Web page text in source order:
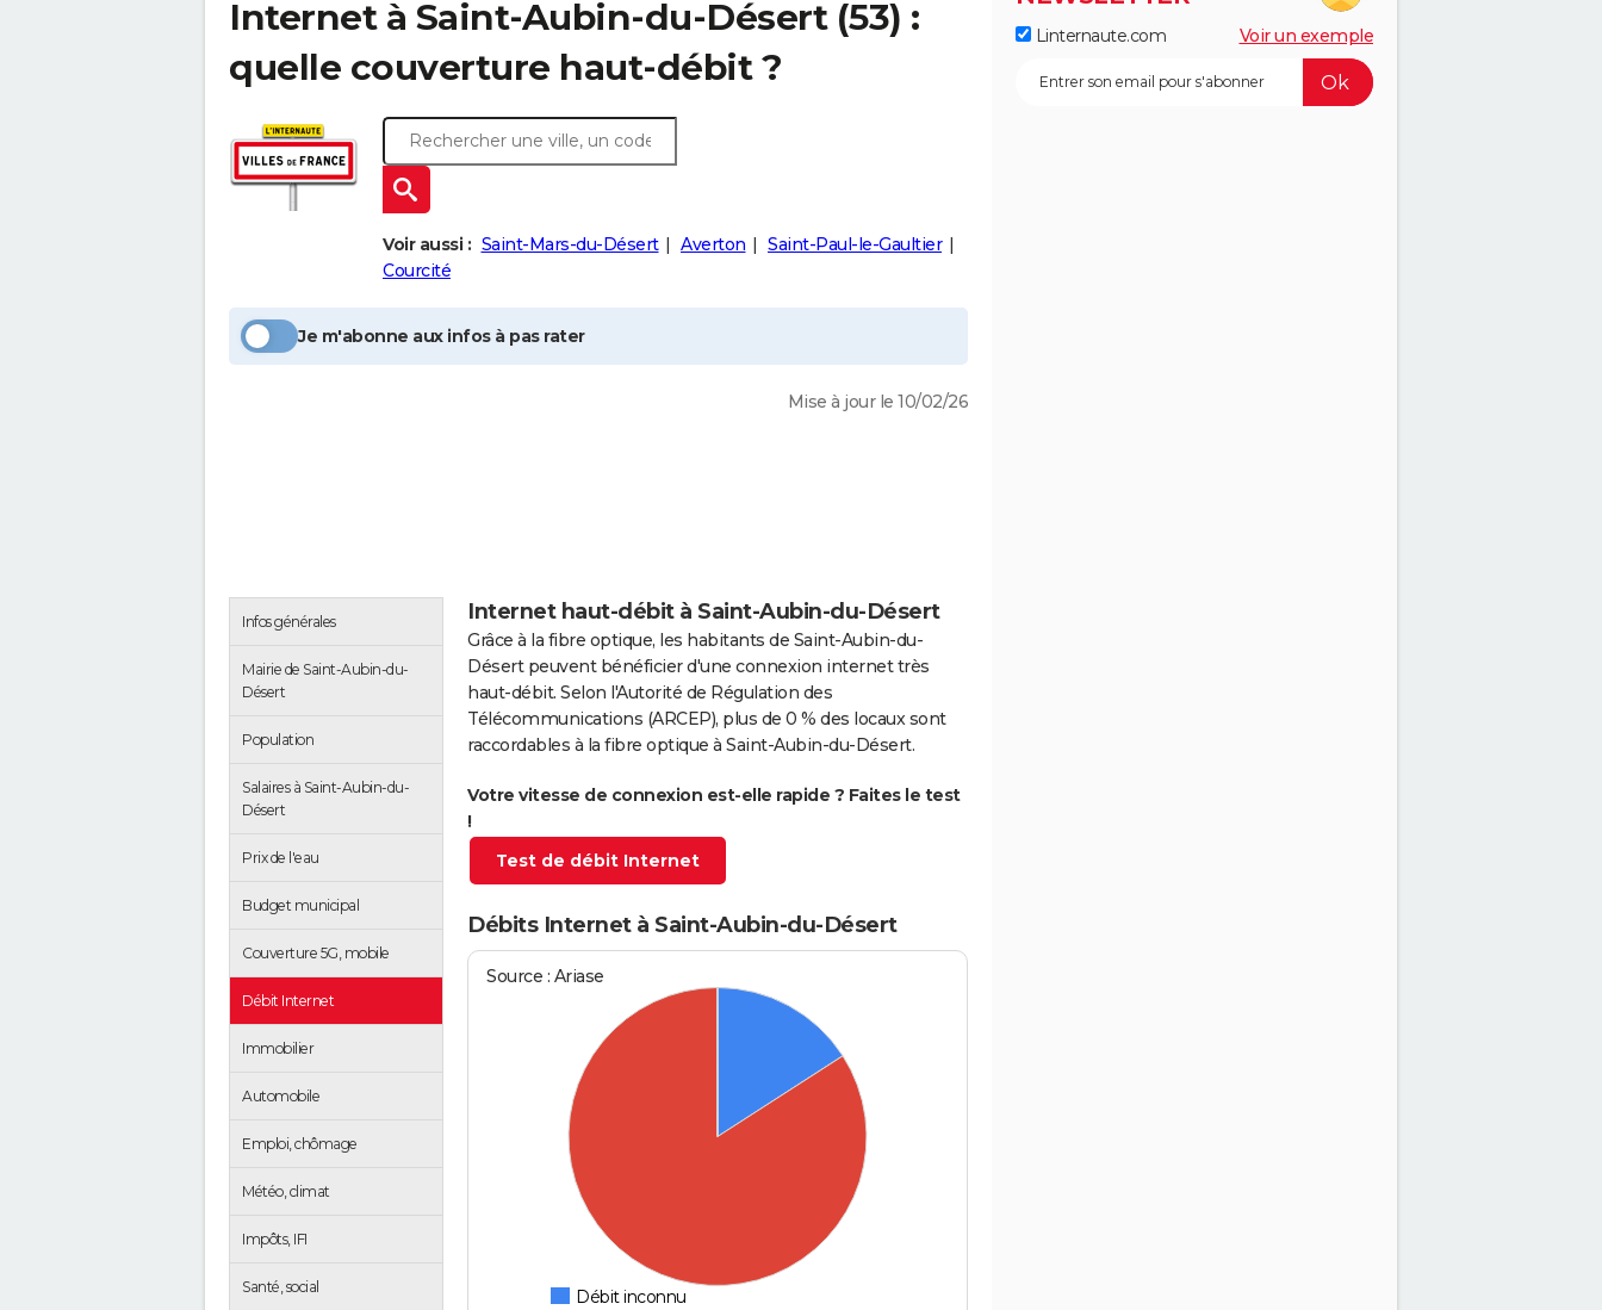
Internet à Saint-Aubin-du-Désert(53) :
quelle couverture haut-débit ?
Voir aussi : Saint-Mars-du-Désert Averton
Saint-Paul-le-Gaultier
Courcité
Je m'abonne aux infos à pas rater
Mise à jour le 10/02/26
Infos générales
Mairie de Saint-Aubin-du-
Désert
Population
Salaires à Saint-Aubin-du-
Désert
Prix de l'eau
Budget municipal
Couverture 5G, mobile
Débit Internet
Immobilier
Automobile
Emploi, chômage
Météo, climat
Impôts, IFI
Santé, social
Internet haut-débit à Saint-Aubin-du-Désert
Grâce à la fibre optique, les habitants de Saint-Aubin-du-
Désert peuvent bénéficier d'une connexion internet très
haut-débit. Selon l'Autorité de Régulation des
Télécommunications (ARCEP), plus de 0 % des locaux sont
raccordables à la fibre optique à Saint-Aubin-du-Désert.
Votre vitesse de connexion est-elle rapide ? Faites le test
!
Test de débit Internet
Débits Internet à Saint-Aubin-du-Désert
Source : Ariase
Débit inconnu
Linternaute.com Voir un exemple